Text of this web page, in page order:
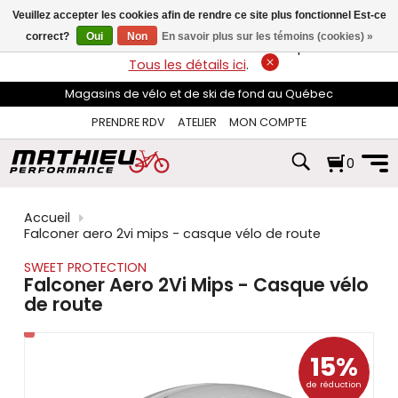
flèches
haut
et
pour
sélectionner
disponible.
Appuyez
pour
accéder
résultat
de
recherche
sélectionné.
LIVRAISON GRATUITEsur les commandes de plus de 74$*.
Tous les détails ici.
Magasins de vélo et de ski de fond au Québec
PRENDRE RDV
ATELIER MON COMPTE
0
Accueil
Falconer aero 2vi mips - casque vélo de route
SWEET PROTECTION
Falconer Aero 2Vi Mips - Casque vélo
de route
15%
de réduction
Veuillez accepter les cookies afin de rendre ce site plus fonctionnel Est-ce
correct?
Oui Non En savoir plus sur les témoins (cookies) »